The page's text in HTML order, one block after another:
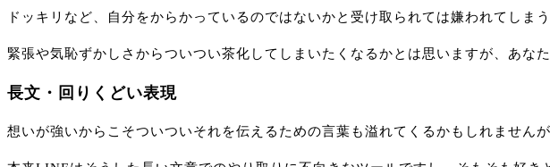
ドッキリなど、自分をからかっているのではないかと受け取られては嫌われてしま
緊張や気恥ずかしさからついつい茶化してしまいたくなるかとは思いますが、あな
長文・回りくどい表現
想いが強いからこそついついそれを伝えるための言葉も溢れてくるかもしれません